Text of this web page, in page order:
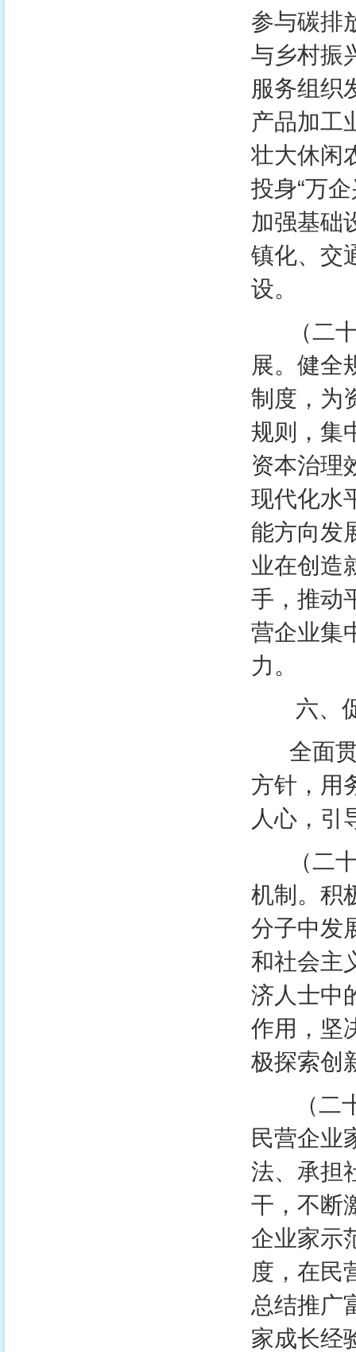
参与碳排
与乡村振
服务组织
产品加工
壮大休闲
投身“万
加强基础
镇化、交
设。
（二十
展。健全
制度，为
规则，集
资本治理
现代化水
能方向发
业在创造
手，推动
营企业集
力。
六、促
全面贯
方针，用
人心，引
（二十
机制。积
分子中发
和社会主
济人士中
作用，坚
极探索创
（二十
民营企业
法、承担
干，不断
企业家示
度，在民
总结推广
家成长经